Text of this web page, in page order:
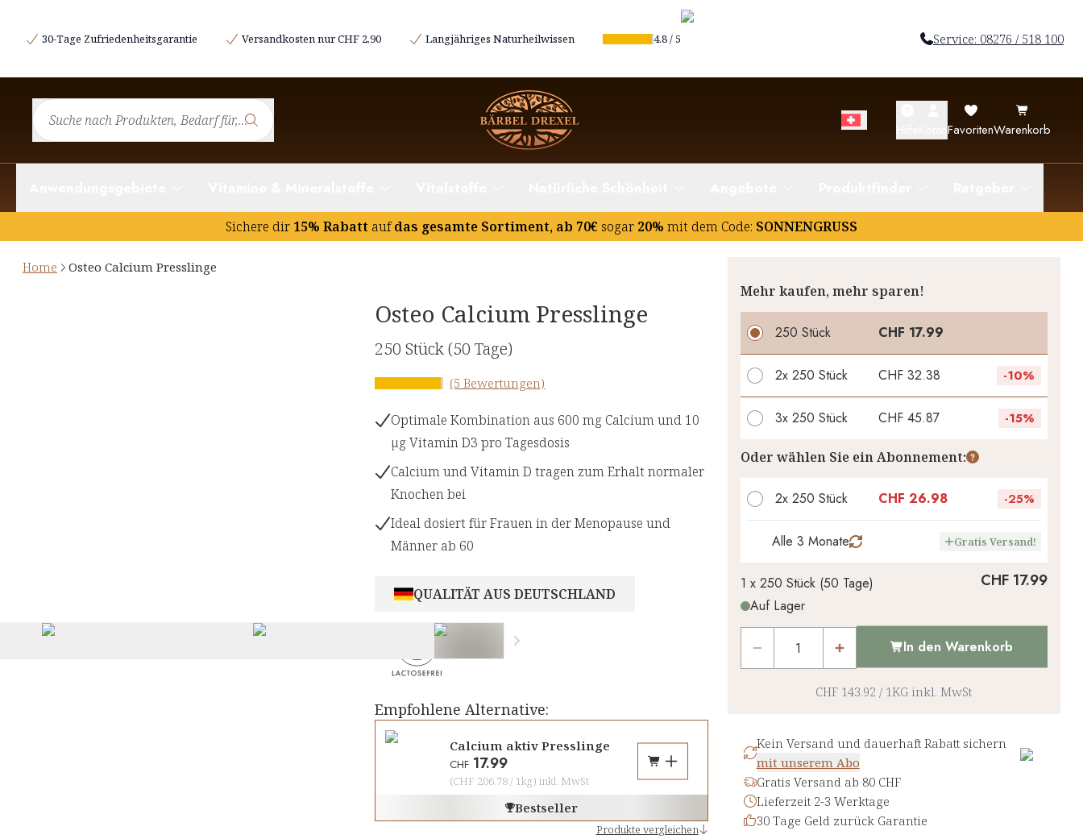
30-Tage Zufriedenheitsgarantie Versandkosten nur CHF 2,90 Langjähriges Naturheilwissen 4.8/5 Service: 08276 / 518 100
FavoritenWarenkorb
Sichere dir 15% Rabatt aufdas gesamte Sortiment, ab 70€ sogar 20% mit dem Code: SONNENGRUSS
Home Osteo Calcium Presslinge
Osteo Calcium Presslinge
250 Stück(50 Tage)
(5 Bewertungen)
Optimale Kombination aus 600 mg Calcium und 10
µg Vitamin D3 pro Tagesdosis
Calcium und Vitamin D tragen zum Erhalt normaler
Knochen bei
Ideal dosiert für Frauen in der Menopause und
Männer ab 60
QUALITÄT AUS DEUTSCHLAND
Empfohlene Alternative:
Calcium aktiv Presslinge
CHF 17.99
(CHF 206.78/ 1kg) inkl. MwSt
Bestseller
Produkte vergleichen
Mehr kaufen, mehr sparen!
250 Stück CHF 17.99
2x 250 Stück CHF 32.38 -10%
3x 250 Stück CHF 45.87 -15%
Ihr persönlicher Rabatt
1 CHF 0.00
Oder wählen Sie ein Abonnement:
2x 250 Stück CHF 26.98 -25%
Alle 3 Monate Gratis Versand!
1 x 250 Stück (50 Tage)
Auf Lager
CHF 17.99
In den Warenkorb
CHF 143.92 / 1KG inkl. MwSt
Kein Versand und dauerhaft Rabatt sichern
mit unserem Abo
Gratis Versand ab 80 CHF
Lieferzeit 2-3 Werktage
30 Tage Geld zurück Garantie